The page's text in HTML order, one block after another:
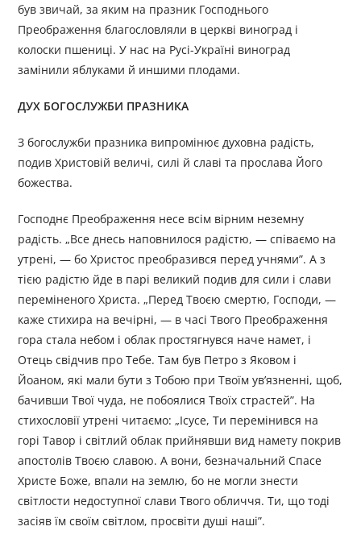
був звичай, за яким на празник Господнього
Преображення благословляли в церкві виноград і
колоски пшениці. У нас на Русі-Україні виноград
замінили яблуками й иншими плодами.
ДУХ БОГОСЛУЖБИ ПРАЗНИКА
З богослужби празника випромінює духовна радість,
подив Христовій величі, силі й славі та прослава Його
божества.
Господнє Преображення несе всім вірним неземну
радість. „Все днесь наповнилося радістю, — співаємо на
утрені, — бо Христос преобразився перед учнями”. А з
тією радістю йде в парі великий подив для сили і слави
переміненого Христа. „Перед Твоєю смертю, Господи, —
каже стихира на вечірні, — в часі Твого Преображення
гора стала небом і облак простягнувся наче намет, і
Отець свідчив про Тебе. Там був Петро з Яковом і
Йоаном, які мали бути з Тобою при Твоїм ув’язненні, щоб,
бачивши Твої чуда, не побоялися Твоїх страстей”. На
стихословії утрені читаємо: „Ісусе, Ти перемінився на
горі Тавор і світлий облак прийнявши вид намету покрив
апостолів Твоєю славою. А вони, безначальний Спасе
Христе Боже, впали на землю, бо не могли знести
світлости недоступної слави Твого обличчя. Ти, що тоді
засіяв їм своїм світлом, просвіти душі наші”.